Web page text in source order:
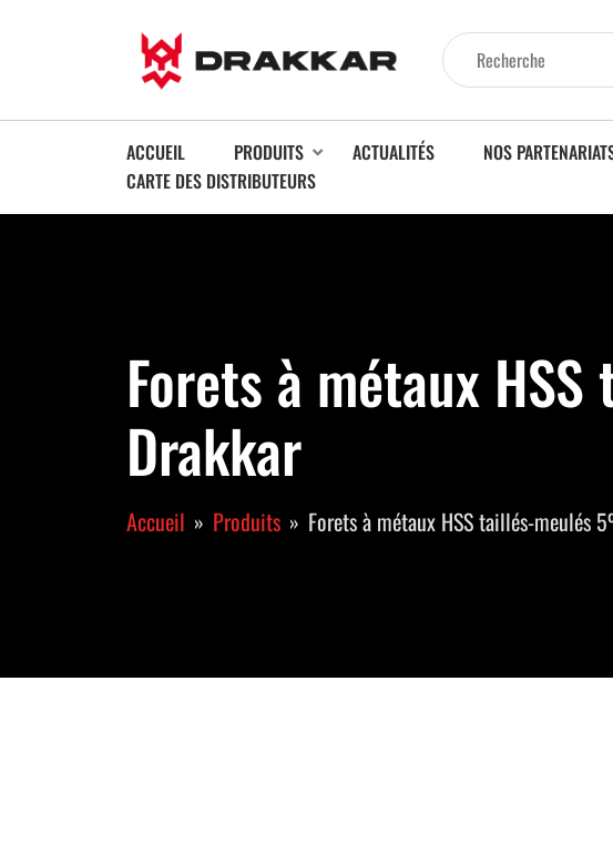
ACCUEIL PRODUITS ACTUALITÉS NOS
CARTE DES DISTRIBUTEURS
Forets à métaux
Drakkar
Accueil Produits Forets à métaux HSS taillés-meulés